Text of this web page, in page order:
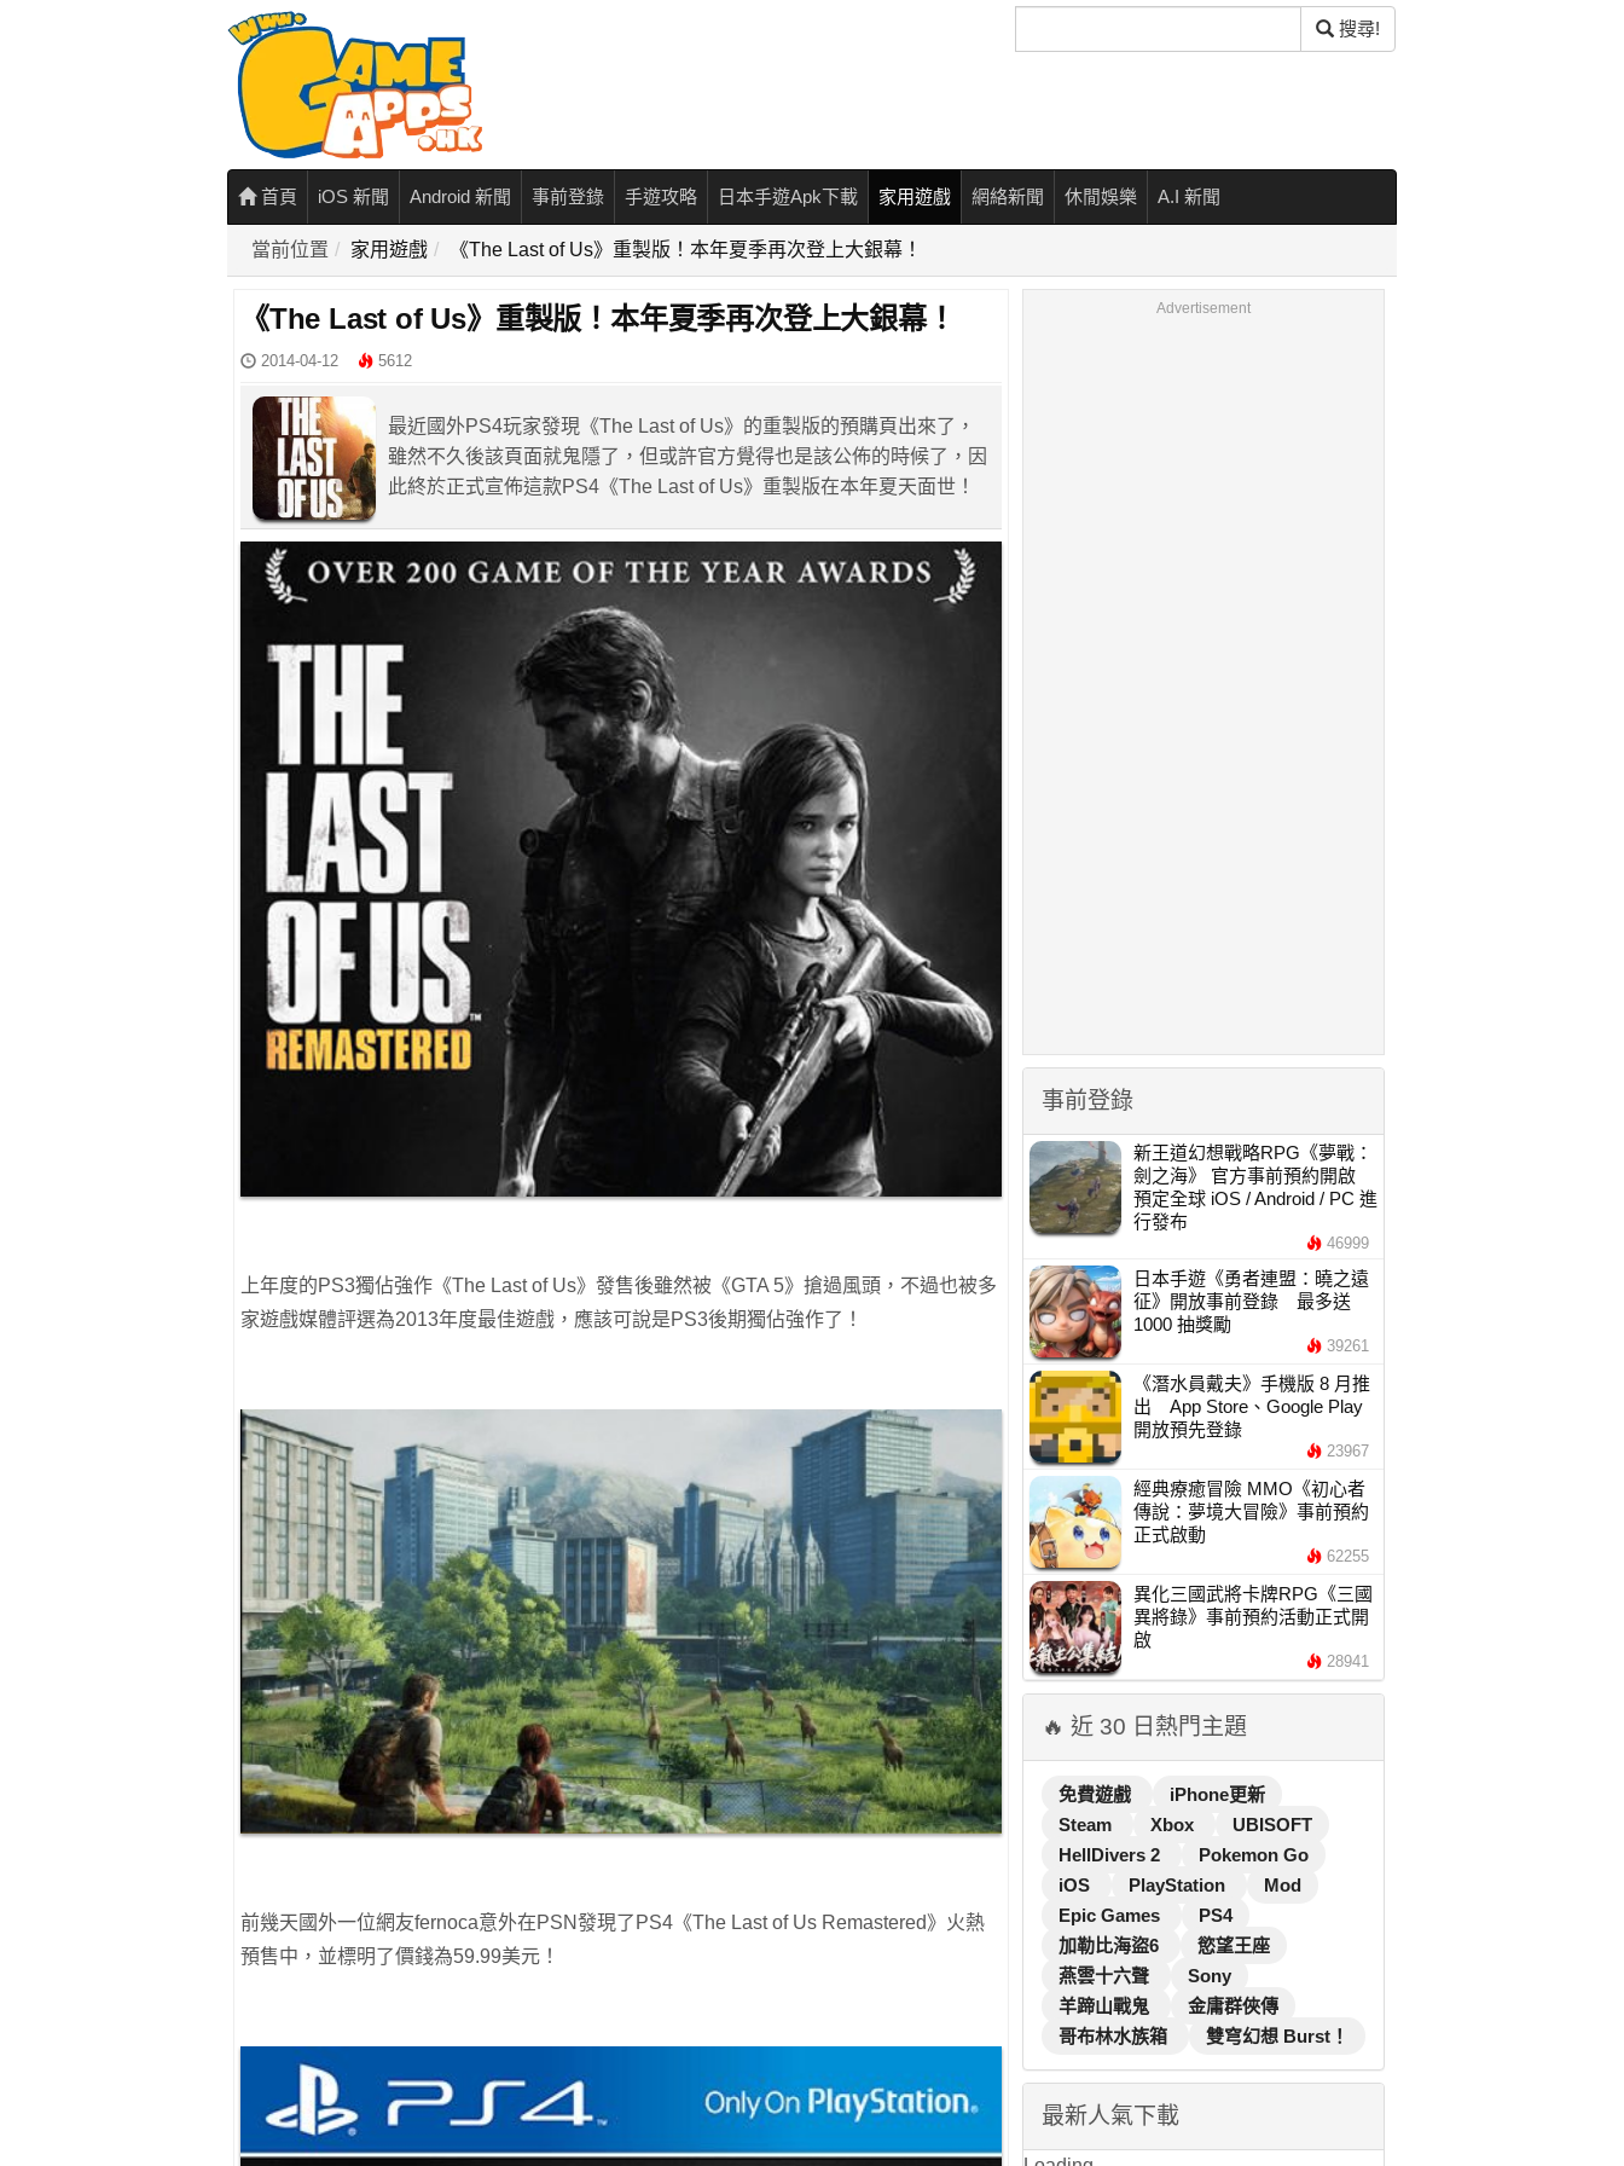
尋
搜尋!
首頁 iOS 新聞 Android 新聞 事前登錄 手遊攻略 日本手遊Apk下載 家用遊戲 網絡新聞 休閒娛樂 A.I 新聞
當前位置 家用遊戲 《The Last of Us》重製版！本年夏季再次登上大銀幕！
《The Last of Us》重製版！本年夏季再次登上大銀幕！
2014-04-12 5612
最近國外PS4玩家發現《The Last of Us》的重製版的預購頁出來了，
雖然不久後該頁面就鬼隱了，但或許官方覺得也是該公佈的時候了，因
此終於正式宣佈這款PS4《The Last of Us》重製版在本年夏天面世！
上年度的PS3獨佔強作《The Last of Us》發售後雖然被《GTA 5》搶過風頭，不過也被多
家遊戲媒體評選為2013年度最佳遊戲，應該可說是PS3後期獨佔強作了！
前幾天國外一位網友fernoca意外在PSN發現了PS4《The Last of Us Remastered》火熱
預售中，並標明了價錢為59.99美元！
Advertisement
事前登錄
新王道幻想戰略RPG《夢戰：
劍之海》 官方事前預約開啟
預定全球 iOS / Android / PC 進
行發布
46999
日本手遊《勇者連盟：曉之遠
征》開放事前登錄 最多送
1000 抽獎勵
39261
《潛水員戴夫》手機版 8 月推
出 App Store、Google Play
開放預先登錄
23967
經典療癒冒險 MMO《初心者
傳說：夢境大冒險》事前預約
正式啟動
62255
異化三國武將卡牌RPG《三國
異將錄》事前預約活動正式開
啟
28941
🔥 近 30 日熱門主題
免費遊戲
iPhone更新
Steam
Xbox
UBISOFT
HellDivers 2
Pokemon Go
iOS
PlayStation
Mod
Epic Games
PS4
加勒比海盜6
慾望王座
燕雲十六聲
Sony
羊蹄山戰鬼
金庸群俠傳
哥布林水族箱
雙穹幻想 Burst！
最新人氣下載